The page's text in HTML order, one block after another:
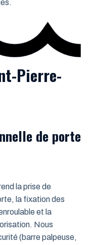
Pierre-
de porte
la prise de
la fixation des
et la
Nous
(barre palpeuse,